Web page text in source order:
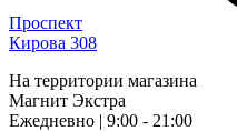
Проспект
Кирова 308
На территории магазина
Магнит Экстра
Ежедневно | 9:00 - 21:00